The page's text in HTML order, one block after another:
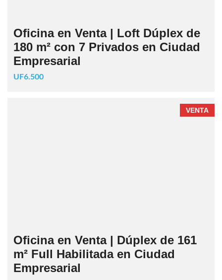
Oficina en Venta | Loft Dúplex de
180 m² con 7 Privados en Ciudad
Empresarial
UF6.500
VENTA
Oficina en Venta | Dúplex de 161
m² Full Habilitada en Ciudad
Empresarial